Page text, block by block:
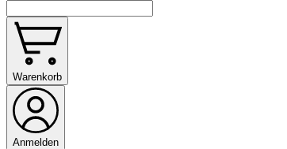
Warenkorb
Anmelden